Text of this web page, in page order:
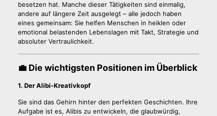
besetzen hat. Manche dieser Tätigkeiten sind einmalig,
andere auf längere Zeit ausgelegt – alle jedoch haben
eines gemeinsam: Sie helfen Menschen in heiklen oder
emotional belastenden Lebenslagen mit Takt, Strategie und
absoluter Vertraulichkeit.
💼 Die wichtigsten Positionen im Überblick
1. Der Alibi-Kreativkopf
Sie sind das Gehirn hinter den perfekten Geschichten. Ihre
Aufgabe ist es, Alibis zu entwickeln, die glaubwürdig,